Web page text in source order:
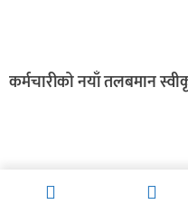
कर्मचारीको नयाँ तलबमान